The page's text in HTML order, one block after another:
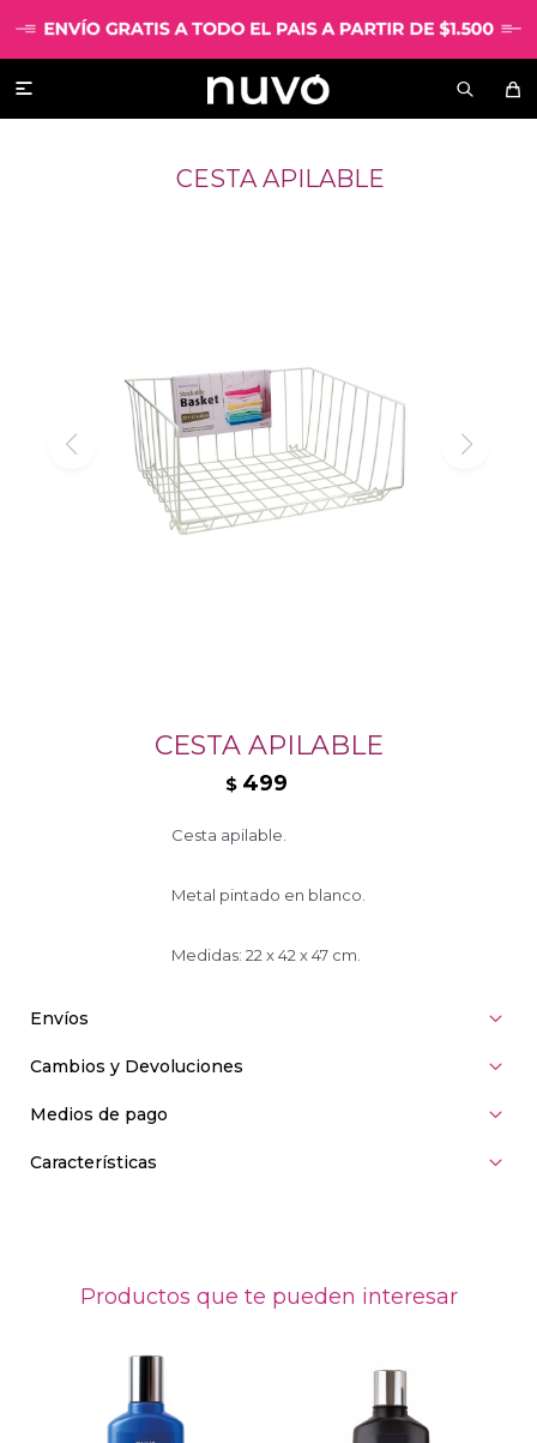

CESTA APILABLE
CESTA APILABLE
$ 499
Cesta apilable.
Metal pintado en blanco.
Medidas: 22 x 42 x 47 cm.
Envíos
Cambios y Devoluciones
Medios de pago
Características
Productos que te pueden interesar